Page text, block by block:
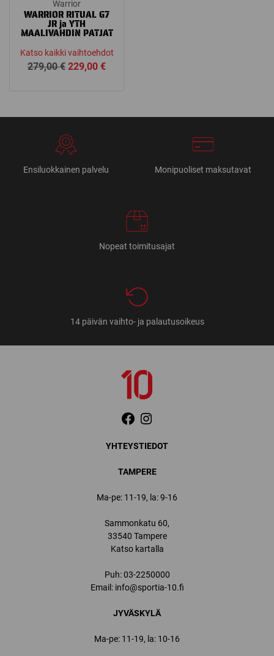
Warrior
WARRIOR RITUAL G7
JR ja YTH
MAALIVAHDIN PATJAT
Katso kaikki vaihtoehdot
279,00€ Alkuperäinen
229,00€Nykyinen
Ensiluokkainen palvelu Monipuoliset maksutavat
Nopeat toimitusajat
14 päivän vaihto- ja palautusoikeus
YHTEYSTIEDOT
TAMPERE
Ma-pe: 11-19, la: 9-16
Sammonkatu 60,
33540 Tampere
Katso kartalla
Puh:03-2250000
Email: info@sportia-10.fi
JYVÄSKYLÄ
Ma-pe: 11-19, la: 10-16